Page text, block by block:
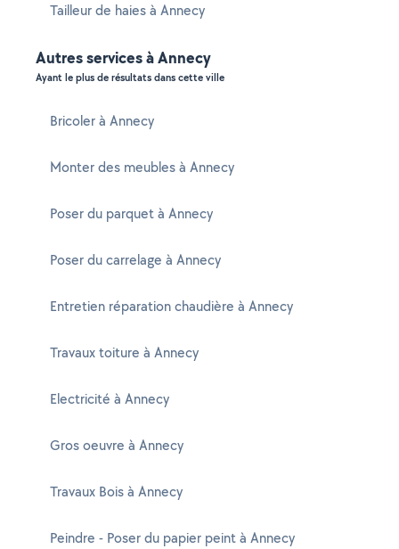
Tailleur de haies à Annecy
Autres services à Annecy
Ayant le plus de résultats dans cette ville
Bricoler à Annecy
Monter des meubles à Annecy
Poser du parquet à Annecy
Poser du carrelage à Annecy
Entretien réparation chaudière à Annecy
Travaux toiture à Annecy
Electricité à Annecy
Gros oeuvre à Annecy
Travaux Bois à Annecy
Peindre - Poser du papier peint à Annecy